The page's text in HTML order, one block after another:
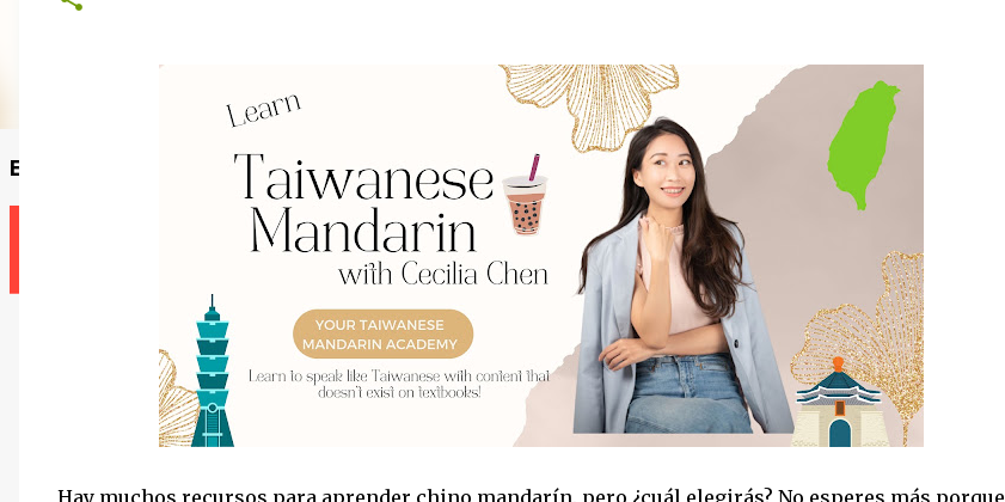
Encuentra un profesor
Hay muchos recursos para aprender chino mandarín, pero ¿cuál elegirás? No esperes más porque